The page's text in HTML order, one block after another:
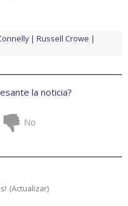
Russell Crowe
la noticia?
No
(Actualizar)